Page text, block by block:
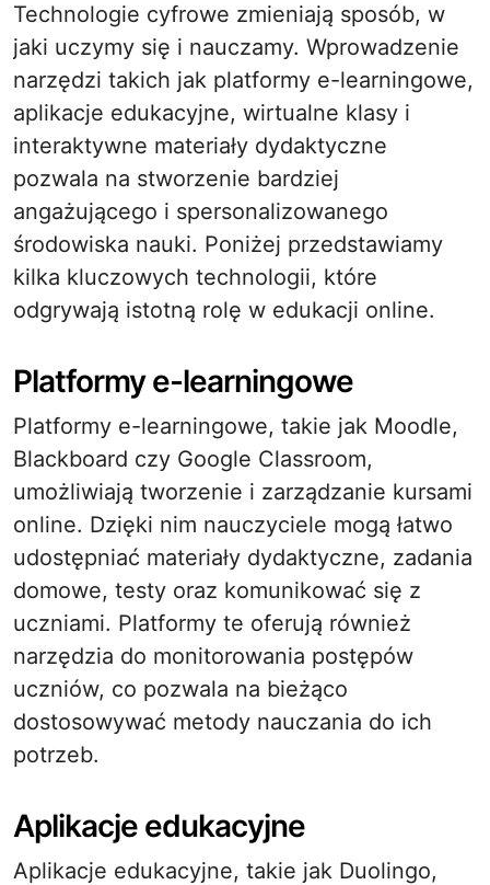
Technologie cyfrowe zmieniają sposób, w
jaki uczymy się i nauczamy. Wprowadzenie
narzędzi takich jak platformy e-learningowe,
aplikacje edukacyjne, wirtualne klasy i
interaktywne materiały dydaktyczne
pozwala na stworzenie bardziej
angażującego i spersonalizowanego
środowiska nauki. Poniżej przedstawiamy
kilka kluczowych technologii, które
odgrywają istotną rolę w edukacji online.
Platformy e-learningowe
Platformy e-learningowe, takie jak Moodle,
Blackboard czy Google Classroom,
umożliwiają tworzenie i zarządzanie kursami
online. Dzięki nim nauczyciele mogą łatwo
udostępniać materiały dydaktyczne, zadania
domowe, testy oraz komunikować się z
uczniami. Platformy te oferują również
narzędzia do monitorowania postępów
uczniów, co pozwala na bieżąco
dostosowywać metody nauczania do ich
potrzeb.
Aplikacje edukacyjne
Aplikacje edukacyjne, takie jak Duolingo,